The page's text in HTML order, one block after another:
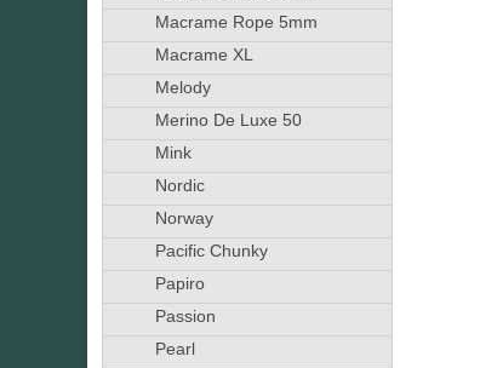
Macrame Rope 5mm
Macrame XL
Melody
Merino De Luxe 50
Mink
Nordic
Norway
Pacific Chunky
Papiro
Passion
Pearl